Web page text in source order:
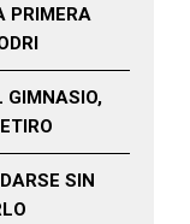
PRIMERA
GIMNASIO,
SIN